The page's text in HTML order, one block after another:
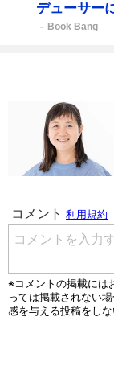
デューサー
Book Bang